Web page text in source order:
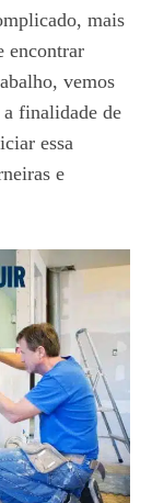
mais
encontrar
vemos
finalidade de
essa
e